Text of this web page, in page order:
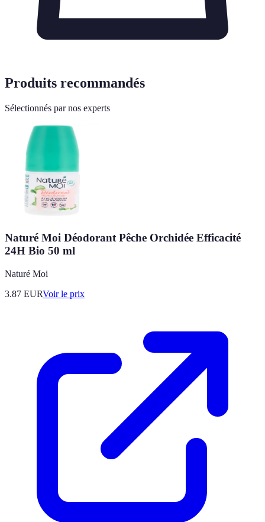
Produits recommandés
Sélectionnés par nos experts
Naturé Moi Déodorant Pêche Orchidée Efficacité
24H Bio 50 ml
Naturé Moi
3.87 EURVoir le prix